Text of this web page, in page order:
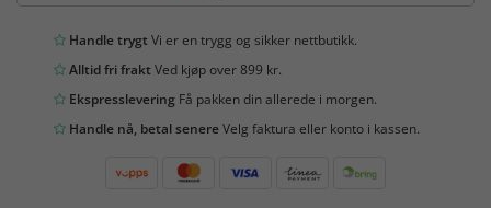
Handle trygtVi er en trygg og sikker nettbutikk.
Alltid fri fraktVed kjøp over 899 kr.
Ekspresslevering Få pakken din allerede i morgen.
Handle nå, betal senereVelg faktura eller konto i kassen.